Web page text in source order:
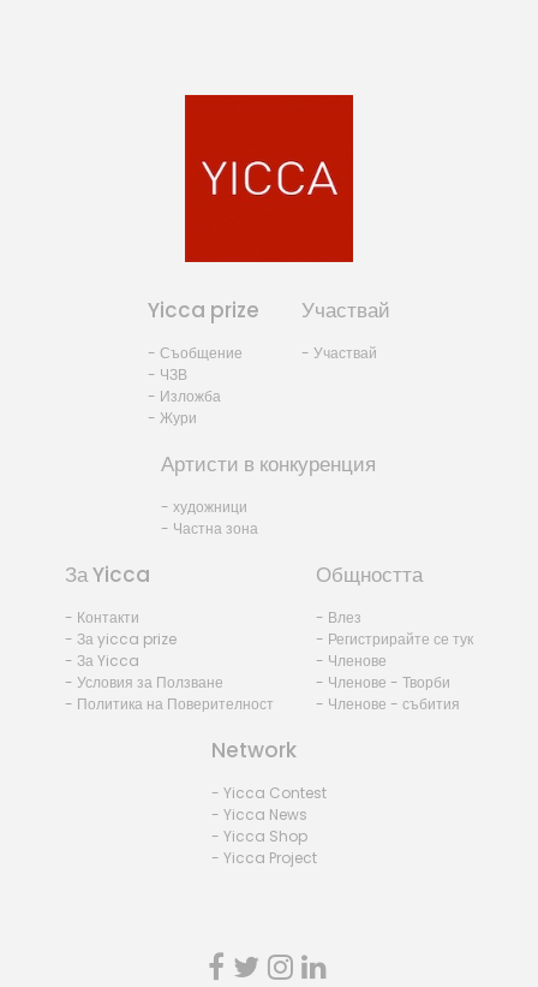
Yicca prize
- Съобщение
- ЧЗВ
- Изложба
- Жури
Участвай
- Участвай
Артисти в конкуренция
- художници
- Частна зона
За Yicca
- Контакти
- За yicca prize
- За Yicca
- Условия за Ползване
- Политика на Поверителност
Общността
- Влез
- Регистрирайте се тук
- Членове
- Членове - Творби
- Членове - събития
Network
- Yicca Contest
- Yicca News
- Yicca Shop
- Yicca Project